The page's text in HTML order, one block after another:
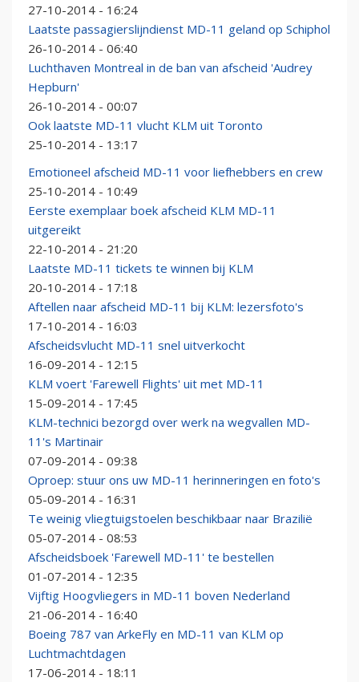
27-10-2014 - 16:24
Laatste passagierslijndienst MD-11 geland op Schiphol
26-10-2014 - 06:40
Luchthaven Montreal in de ban van afscheid 'Audrey
Hepburn'
26-10-2014 - 00:07
Ook laatste MD-11 vlucht KLM uit Toronto
25-10-2014 - 13:17
Emotioneel afscheid MD-11 voor liefhebbers en crew
25-10-2014 - 10:49
Eerste exemplaar boek afscheid KLM MD-11
uitgereikt
22-10-2014 - 21:20
Laatste MD-11 tickets te winnen bij KLM
20-10-2014 - 17:18
Aftellen naar afscheid MD-11 bij KLM: lezersfoto's
17-10-2014 - 16:03
Afscheidsvlucht MD-11 snel uitverkocht
16-09-2014 - 12:15
KLM voert 'Farewell Flights' uit met MD-11
15-09-2014 - 17:45
KLM-technici bezorgd over werk na wegvallen MD-
11's Martinair
07-09-2014 - 09:38
Oproep: stuur ons uw MD-11 herinneringen en foto's
05-09-2014 - 16:31
Te weinig vliegtuigstoelen beschikbaar naar Brazilië
05-07-2014 - 08:53
Afscheidsboek 'Farewell MD-11' te bestellen
01-07-2014 - 12:35
Vijftig Hoogvliegers in MD-11 boven Nederland
21-06-2014 - 16:40
Boeing 787 van ArkeFly en MD-11 van KLM op
Luchtmachtdagen
17-06-2014 - 18:11